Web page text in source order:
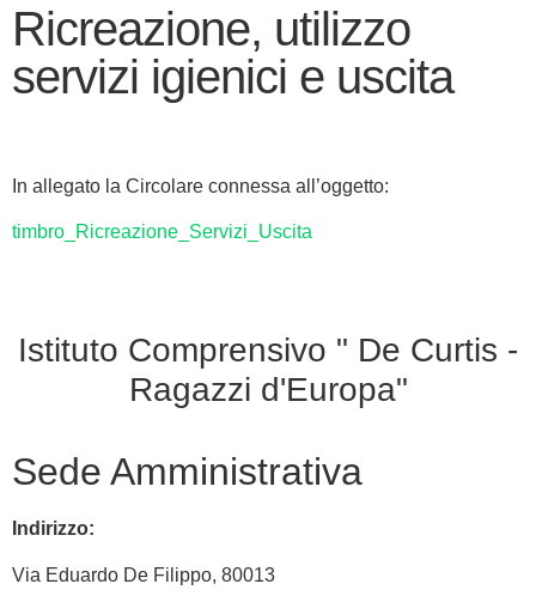
Ricreazione, utilizzo
servizi igienici e uscita
In allegato la Circolare connessa all’oggetto:
timbro_Ricreazione_Servizi_Uscita
Istituto Comprensivo " De Curtis -
Ragazzi d'Europa"
Sede Amministrativa
Indirizzo:
Via Eduardo De Filippo, 80013